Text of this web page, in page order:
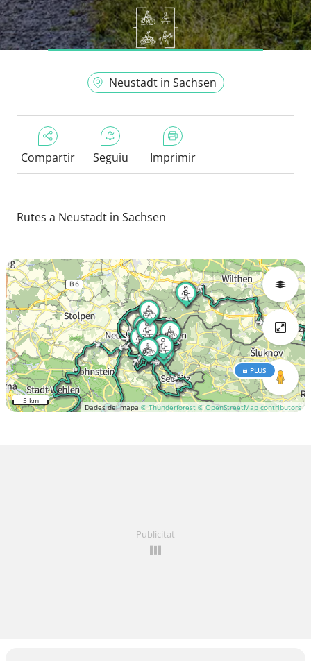
Neustadt in Sachsen
Compartir Seguiu Imprimir
Rutes a Neustadt in Sachsen
Dades del mapa © Thunderforest © OpenStreetMap contributors
PLUS
5 km
Publicitat